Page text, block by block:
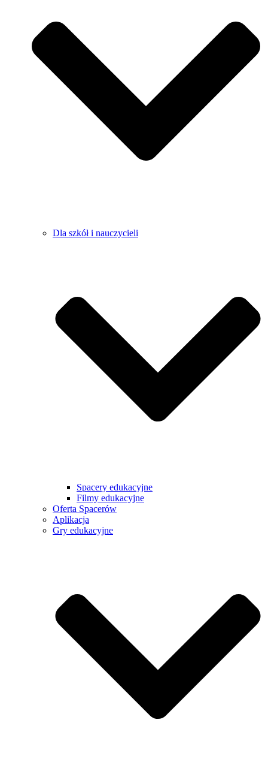
Dla szkół i nauczycieli
Spacery edukacyjne
Filmy edukacyjne
Oferta Spacerów
Aplikacja
Gry edukacyjne